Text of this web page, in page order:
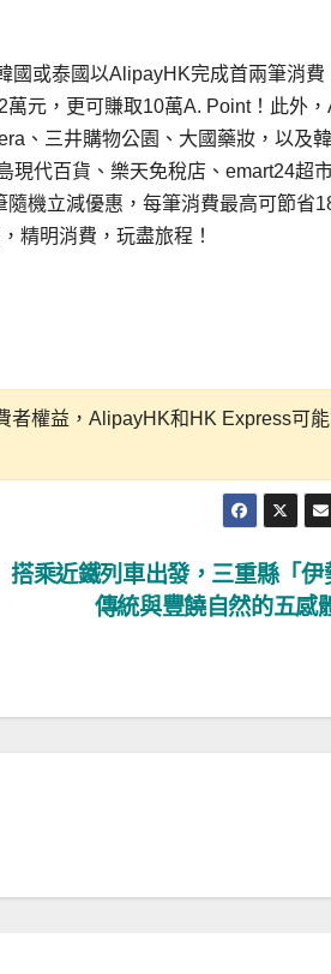
或泰國以AlipayHK完成首兩筆消費
元，更可賺取10萬A. Point！此外
、三井購物公園、大國藥妝，以及
代百貨、樂天免稅店、emart24超
機立減優惠，每筆消費最高可節省
精明消費，玩盡旅程！
者權益，AlipayHK和HK Express可
搭乘近鐵列車出發，三重縣「伊
傳統與豐饒自然的五感